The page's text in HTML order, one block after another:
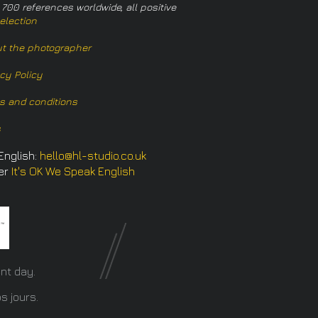
700 references worldwide, all positive
the photographer
Policy
and conditions
hello@hl-studio.co.uk
It's OK We Speak English
day.
jours.